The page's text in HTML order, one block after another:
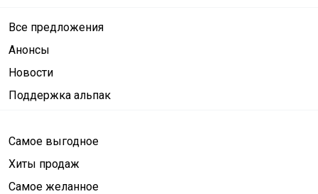
Все предложения
Анонсы
Новости
Поддержка альпак
Самое выгодное
Хиты продаж
Самое желанное